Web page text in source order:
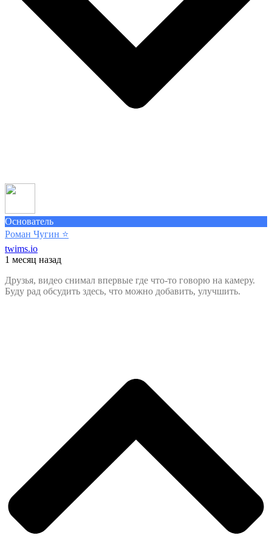
Основатель
Роман Чугин ⭐️
twims.io
1 месяц назад
Друзья, видео снимал впервые где что-то говорю на камеру.
Буду рад обсудить здесь, что можно добавить, улучшить.